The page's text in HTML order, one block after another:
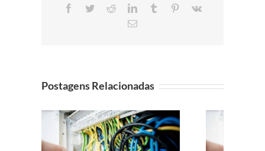
Facebook
TwitterRedditLinkedInTumblr Pinterest
Vk
E-
Postagens Relacionadas